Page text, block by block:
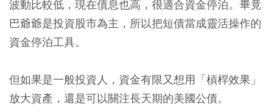
波動比較低，現在債息也高，很適合資金停泊。 畢竟
巴爺爺是投資股市為主，所以把短債當成靈活操作的
資金停泊工具。
但如果是一般投資人，資金有限又想用「槓桿效果」
放大資產，還是可以關注長天期的美國公債。